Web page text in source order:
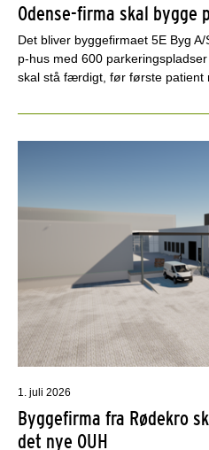
Odense-firma skal bygge
Det bliver byggefirmaet 5E Byg
p-hus med 600
skal stå færdigt, før første patient
1. juli 2026
Byggefirma fra Rødekro
det nye OUH